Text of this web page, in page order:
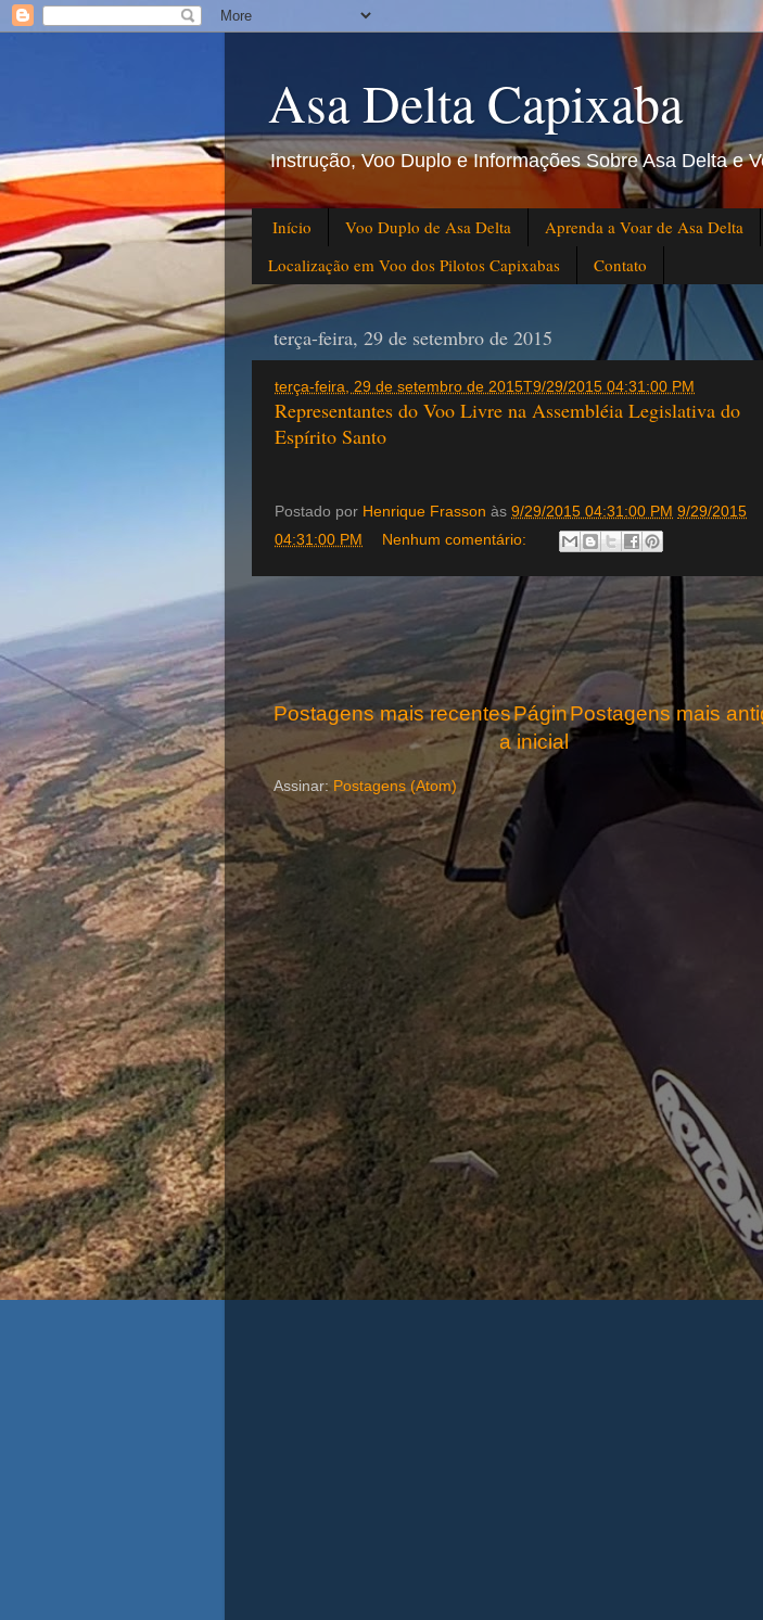
Asa Delta Capixaba
Instrução, Voo Duplo e Informações Sobre Asa Delta e
Início Voo Duplo de Asa Delta Aprenda a Voar de Asa Delta
Localização em Voo dos Pilotos Capixabas
Contato
terça-feira, 29 de setembro de 2015
terça-feira, 29 de setembro de 2015T9/29/2015 04:31:00 PM
Representantes do Voo Livre na Assembléia Legislativa do
Espírito Santo
Postado por Henrique Frasson às 9/29/2015 04:31:00 PM 9/29/2015
04:31:00 PM
Nenhum comentário:
Postagens mais recentes Postagens mais
Págin
a inicial
Assinar: Postagens (Atom)